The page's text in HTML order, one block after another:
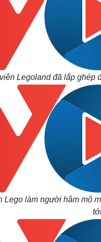
Legoland đã lắp
làm người hâm mộ